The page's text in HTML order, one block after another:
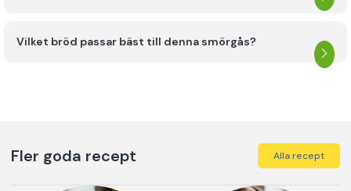
Vilket bröd passar bäst till denna smörgås?
Fler goda recept Alla recept